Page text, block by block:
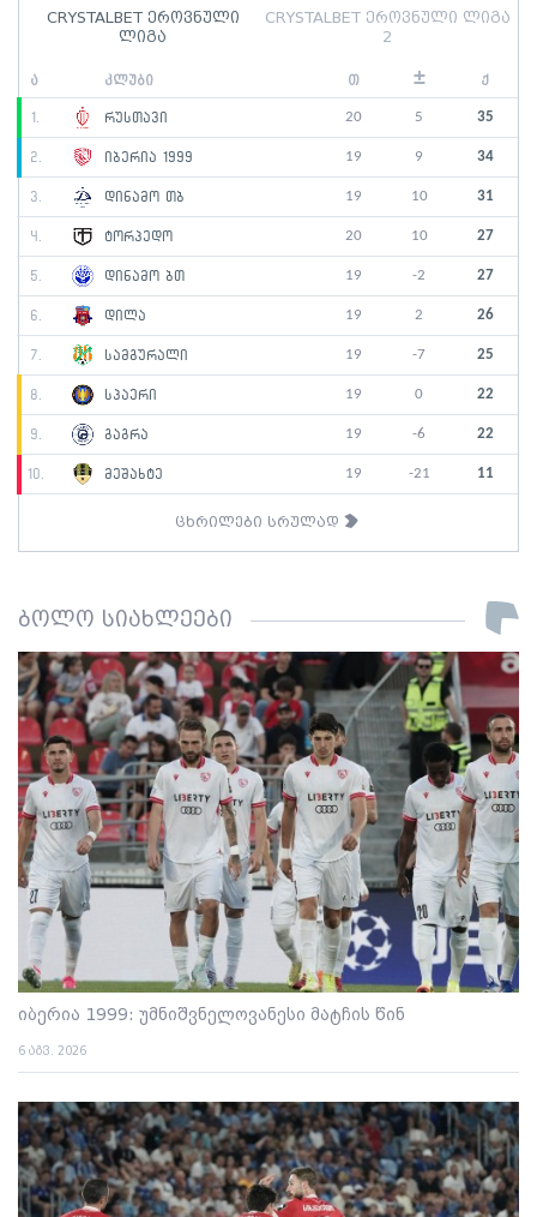
CRYSTALBET ეროვნული
ლიგა
CRYSTALBET ეროვნული ლიგა
2
ა კლუბი თ ± ქ
1. რუსთავი 20 5 35
2. იბერია 1999 19 9 34
3. დინამო თბ 19 10 31
4. ტორპედო 20 10 27
5. დინამო ბთ 19 -2 27
6. დილა 19 2 26
7. სამგურალი 19 -7 25
8. სპაერი 19 0 22
9. გაგრა 19 -6 22
10. მეშახტე 19 -21 11
ცხრილები სრულად
ბოლო სიახლეები
იბერია 1999: უმნიშვნელოვანესი მატჩის წინ
6 აგვ. 2026